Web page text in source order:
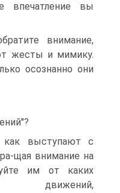
впечатление вы
внимание,
жесты и мимику.
осознанно они
как выступают с
щая внимание на
им от каких
движений,